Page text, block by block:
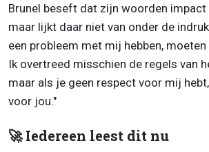
Brunel beseft dat zijn woorden impact
maar lijkt daar niet van onder de
een probleem met mij hebben,
Ik overtreed misschien de regels van
maar als je geen respect voor mij
voor jou."
🚀 Iedereen leest dit nu